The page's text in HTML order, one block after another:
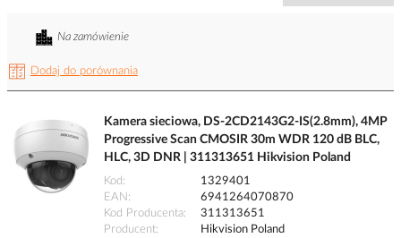
Dodaj do porównania
Na zamówienie
Kamera sieciowa, DS-2CD2143G2-IS(2.8mm), 4MP
Progressive Scan CMOSIR 30m WDR 120 dB BLC,
HLC, 3D DNR | 311313651 Hikvision Poland
Kod
1329401
EAN
6941264070870
Kod Producenta
311313651
Producent
Hikvision Poland